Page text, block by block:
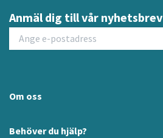
Anmäl dig till vår nyhetsbrev
Om oss
Behöver du hjälp?